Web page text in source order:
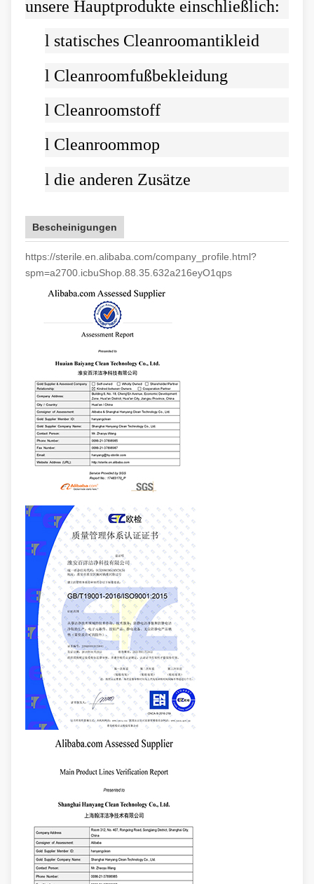
unsere Hauptprodukte einschließlich:
l statisches Cleanroomantikleid
l Cleanroomfußbekleidung
l Cleanroomstoff
l Cleanroommop
l die anderen Zusätze
Bescheinigungen
https://sterile.en.alibaba.com/company_profile.html?
spm=a2700.icbuShop.88.35.632a216eyO1qps